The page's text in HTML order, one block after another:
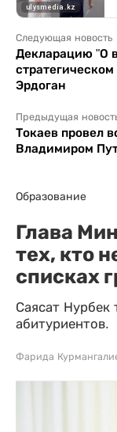
Следующая новость
Декларацию "О
Эрдоган
Предыдущая
Токаев провел
Владимиром
Образование
Глава
тех, кто
списках
Саясат Нурбек
абитуриентов.
Фарида